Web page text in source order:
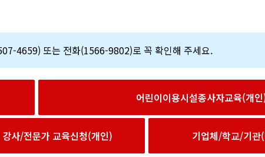
4659) 또는 전화(1566-9802)로 꼭 확인해 주세요.
어린이이용시설종사자교육(개
강사/전문가 교육신청(개인) 기업체/학교/기관